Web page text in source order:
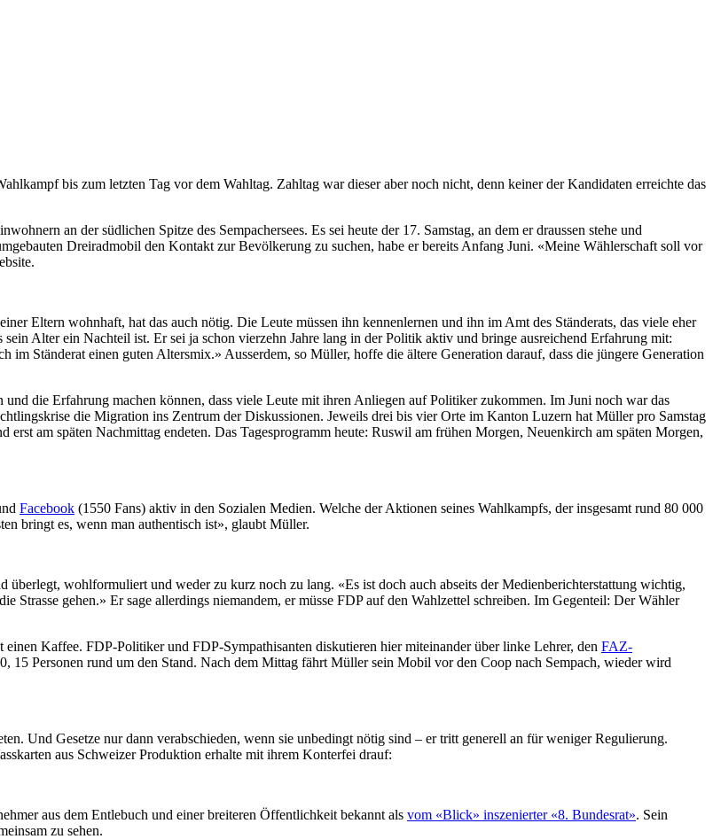
bis zum letzten Tag vor dem Wahltag. Zahltag war dieser aber noch nicht, denn keiner der Kandidaten erreichte das
an der südlichen Spitze des Sempachersees. Es sei heute der 17. Samstag, an dem er draussen stehe und
Dreiradmobil den Kontakt zur Bevölkerung zu suchen, habe er bereits Anfang Juni. «Meine Wählerschaft soll vor
Eltern wohnhaft, hat das auch nötig. Die Leute müssen ihn kennenlernen und ihn im Amt des Ständerats, das viele eher
Alter ein Nachteil ist. Er sei ja schon vierzehn Jahre lang in der Politik aktiv und bringe ausreichend Erfahrung mit:
Ständerat einen guten Altersmix.» Ausserdem, so Müller, hoffe die ältere Generation darauf, dass die jüngere Generation
die Erfahrung machen können, dass viele Leute mit ihren Anliegen auf Politiker zukommen. Im Juni noch war das
die Migration ins Zentrum der Diskussionen. Jeweils drei bis vier Orte im Kanton Luzern hat Müller pro Samstag
am späten Nachmittag endeten. Das Tagesprogramm heute: Ruswil am frühen Morgen, Neuenkirch am späten Morgen,
Facebook (1550 Fans) aktiv in den Sozialen Medien. Welche der Aktionen seines Wahlkampfs, der insgesamt rund 80 000
bringt es, wenn man authentisch ist», glaubt Müller.
wohlformuliert und weder zu kurz noch zu lang. «Es ist doch auch abseits der Medienberichterstattung wichtig,
Strasse gehen.» Er sage allerdings niemandem, er müsse FDP auf den Wahlzettel schreiben. Im Gegenteil: Der Wähler
Kaffee. FDP-Politiker und FDP-Sympathisanten diskutieren hier miteinander über linke Lehrer, den FAZ-
15 Personen rund um den Stand. Nach dem Mittag fährt Müller sein Mobil vor den Coop nach Sempach, wieder wird
Und Gesetze nur dann verabschieden, wenn sie unbedingt nötig sind – er tritt generell an für weniger Regulierung.
aus Schweizer Produktion erhalte mit ihrem Konterfei drauf:
aus dem Entlebuch und einer breiteren Öffentlichkeit bekannt als vom «Blick» inszenierter «8. Bundesrat». Sein
zu sehen.